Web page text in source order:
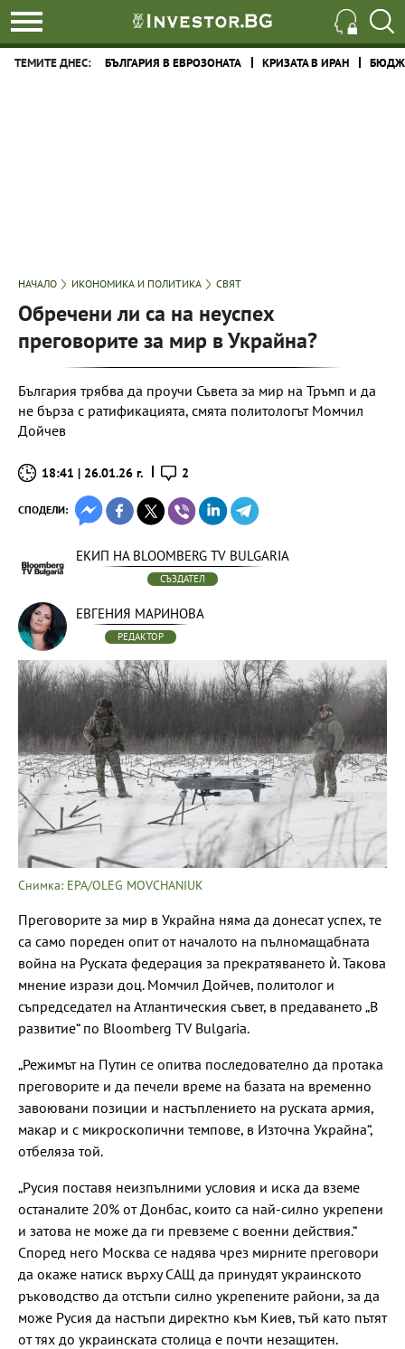
ТЕМИТЕ ДНЕС: БЪЛГАРИЯ В ЕВРОЗОНАТА КРИЗАТА В ИРАН
НАЧАЛО ИКОНОМИКА И ПОЛИТИКА СВЯТ
Обречени ли са на неуспех
преговорите за мир в Украйна?
България трябва да проучи Съвета за мир на Тръмп и да
не бърза с ратификацията, смята политологът Момчил
Дойчев
18:41 | 26.01.26 г. 2
СПОДЕЛИ:
ЕКИП НА BLOOMBERG TV BULGARIA
СЪЗДАТЕЛ
ЕВГЕНИЯ МАРИНОВА
РЕДАКТОР
Снимка: EPA/OLEG MOVCHANIUK
Преговорите за мир в Украйна няма да донесат успех, те
са само пореден опит от началото на пълномащабната
война на Руската федерация за прекратяването ѝ. Такова
мнение изрази доц. Момчил Дойчев, политолог и
съпредседател на Атлантическия съвет, в предаването „В
развитие“ по Bloomberg TV Bulgaria.
„Режимът на Путин се опитва последователно да протака
преговорите и да печели време на базата на временно
завоювани позиции и настъплението на руската армия,
макар и с микроскопични темпове, в Източна Украйна“,
отбеляза той.
„Русия поставя неизпълними условия и иска да вземе
останалите 20% от Донбас, които са най-силно укрепени
и затова не може да ги превземе с военни действия.“
Според него Москва се надява чрез мирните преговори
да окаже натиск върху САЩ да принудят украинското
ръководство да отстъпи силно укрепените райони, за да
може Русия да настъпи директно към Киев, тъй като пътят
от тях до украинската столица е почти незащитен.